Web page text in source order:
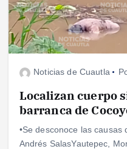
Noticias de Cuautla
Localizan cuerpo
barranca de
•Se desconoce las
Andrés SalasYautepec,